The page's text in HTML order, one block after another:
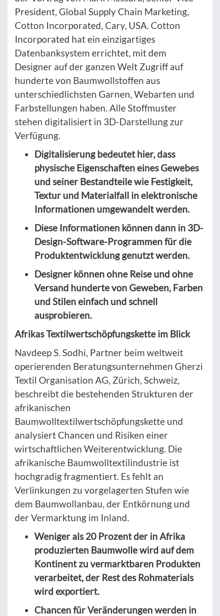
President, Global Supply Chain Marketing,
Cotton Incorporated, Cary, USA. Cotton
Incorporated hat ein einzigartiges
Datenbanksystem errichtet, mit dem
Designer auf der ganzen Welt Zugriff auf
hunderte von Baumwollstoffen aus
unterschiedlichsten Garnen, Webarten und
Farbstellungen haben. Alle Stoffmuster
stehen digitalisiert in 3D-Darstellung zur
Verfügung.
Digitalisierung bedeutet hier, dass
physische Eigenschaften eines Gewebes
und seiner Bestandteile wie Festigkeit,
Textur und Materialfall in elektronische
Informationen umgewandelt werden.
Diese Informationen können dann in 3D-
Design-Software-Programmen für die
Produktentwicklung genutzt werden.
Designer können ohne Reise und ohne
Versand hunderte von Geweben, Farben
und Stilen einfach und schnell
ausprobieren.
Afrikas Textilwertschöpfungskette im Blick
Navdeep S. Sodhi, Partner beim weltweit
operierenden Beratungsunternehmen Gherzi
Textil Organisation AG, Zürich, Schweiz,
beschreibt die bestehenden Strukturen der
afrikanischen
Baumwolltextilwertschöpfungskette und
analysiert Chancen und Risiken einer
wirtschaftlichen Weiterentwicklung. Die
afrikanische Baumwolltextilindustrie ist
hochgradig fragmentiert. Es fehlt an
Verlinkungen zu vorgelagerten Stufen wie
dem Baumwollanbau, der Entkörnung und
der Vermarktung im Inland.
Weniger als 20 Prozent der in Afrika
produzierten Baumwolle wird auf dem
Kontinent zu vermarktbaren Produkten
verarbeitet, der Rest des Rohmaterials
wird exportiert.
Chancen für Veränderungen werden in